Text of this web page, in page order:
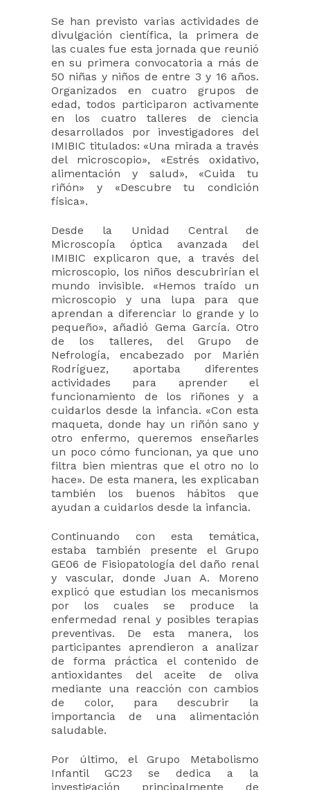
Se han previsto varias actividades de
divulgación científica, la primera de
las cuales fue esta jornada que reunió
en su primera convocatoria a más de
50 niñas y niños de entre 3 y 16 años.
Organizados en cuatro grupos de
edad, todos participaron activamente
en los cuatro talleres de ciencia
desarrollados por investigadores del
IMIBIC titulados: «Una mirada a través
del microscopio», «Estrés oxidativo,
alimentación y salud», «Cuida tu
riñón» y «Descubre tu condición
física».
Desde la Unidad Central de
Microscopía óptica avanzada del
IMIBIC explicaron que, a través del
microscopio, los niños descubrirían el
mundo invisible. «Hemos traído un
microscopio y una lupa para que
aprendan a diferenciar lo grande y lo
pequeño», añadió Gema García. Otro
de los talleres, del Grupo de
Nefrología, encabezado por Marién
Rodríguez, aportaba diferentes
actividades para aprender el
funcionamiento de los riñones y a
cuidarlos desde la infancia. «Con esta
maqueta, donde hay un riñón sano y
otro enfermo, queremos enseñarles
un poco cómo funcionan, ya que uno
filtra bien mientras que el otro no lo
hace». De esta manera, les explicaban
también los buenos hábitos que
ayudan a cuidarlos desde la infancia.
Continuando con esta temática,
estaba también presente el Grupo
GE06 de Fisiopatología del daño renal
y vascular, donde Juan A. Moreno
explicó que estudian los mecanismos
por los cuales se produce la
enfermedad renal y posibles terapias
preventivas. De esta manera, los
participantes aprendieron a analizar
de forma práctica el contenido de
antioxidantes del aceite de oliva
mediante una reacción con cambios
de color, para descubrir la
importancia de una alimentación
saludable.
Por último, el Grupo Metabolismo
Infantil GC23 se dedica a la
investigación principalmente de